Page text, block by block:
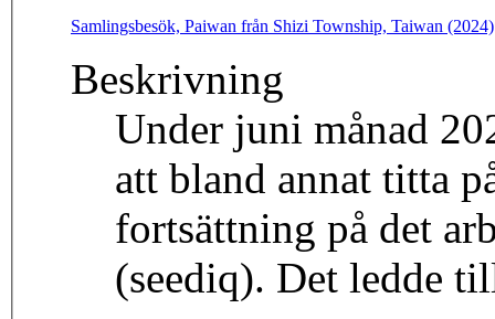
Samlingsbesök, Paiwan från Shizi Township, Taiwan (2024)
Beskrivning
Under juni månad
att bland annat titta
fortsättning på det
(seediq). Det ledde